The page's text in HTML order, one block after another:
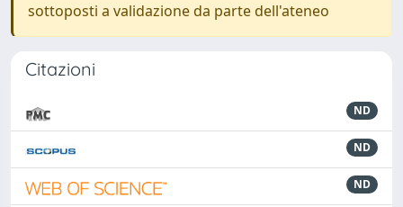
sottoposti a validazione da parte dell'ateneo
Citazioni
ND
ND
ND